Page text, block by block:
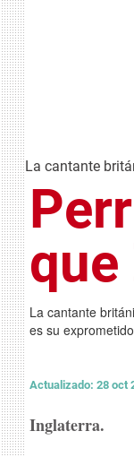
La cantante
que
La cantante
es su exprometido
Actualizado: 28 oct
Inglaterra.